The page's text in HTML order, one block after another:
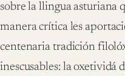
sobre la llingua asturiana
manera crítica les
centenaria tradición
inescusables: la oxetividá